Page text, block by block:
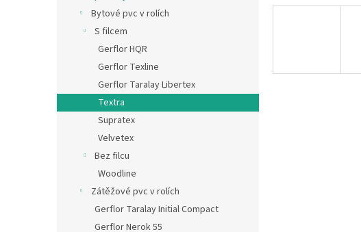
Bytové pvc v rolích
S filcem
Gerflor HQR
Gerflor Texline
Gerflor Taralay Libertex
Textra
Supratex
Velvetex
Bez filcu
Woodline
Zátěžové pvc v rolích
Gerflor Taralay Initial Compact
Gerflor Nerok 55